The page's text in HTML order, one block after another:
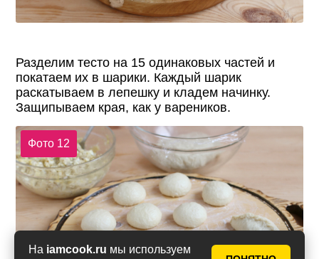
На iamcook.ru мы используем
Разделим тесто на 15 одинаковых частей и
покатаем их в шарики. Каждый шарик
раскатываем в лепешку и кладем начинку.
Защипываем края, как у вареников.
Фото 12